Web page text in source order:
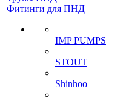
Фитинги для ПНД
IMP PUMPS
STOUT
Shinhoo